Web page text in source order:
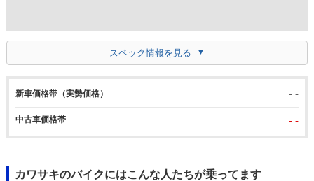
スペック情報を見る
新車価格帯（実勢価格） - -
中古車価格帯 - -
カワサキのバイクにはこんな人たちが乗ってます